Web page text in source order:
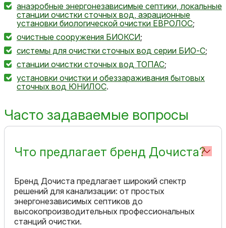
анаэробные энергонезависимые септики, локальные
станции очистки сточных вод, аэрационные
установки биологической очистки ЕВРОЛОС;
очистные сооружения БИОКСИ;
системы для очистки сточных вод серии БИО-С;
станции очистки сточных вод ТОПАС;
установки очистки и обеззараживания бытовых
сточных вод ЮНИЛОС.
Часто задаваемые вопросы
Что предлагает бренд Дочиста?
Бренд Дочиста предлагает широкий спектр
решений для канализации: от простых
энергонезависимых септиков до
высокопроизводительных профессиональных
станций очистки.